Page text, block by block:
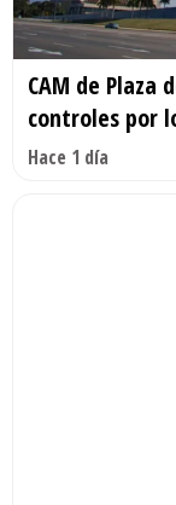
CAM de Plaza
controles por
Hace 1 día